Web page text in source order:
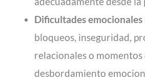
Dificultades
bloqueos, inseguridad,
relacionales o momentos
desbordamiento